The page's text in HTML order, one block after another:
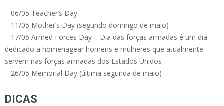
– 06/05 Teacher’s Day
– 11/05 Mother’s Day (segundo domingo de maio)
– 17/05 Armed Forces Day – Dia das forças armadas é um dia
dedicado a homenagear homens e mulheres que atualmente
servem nas forças armadas dos Estados Unidos
– 26/05 Memorial Day (última segunda de maio)
DICAS